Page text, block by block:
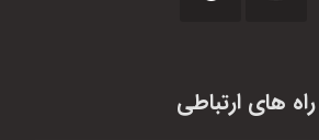
راه های ارتباطی